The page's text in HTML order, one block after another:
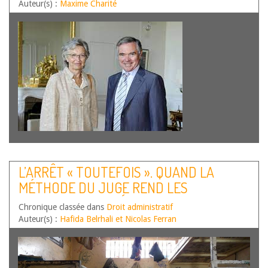
CONSTITUTIONNEL
Auteur(s) : Maxime Charité
L’ARRÊT « TOUTEFOIS ». QUAND LA
MÉTHODE DU JUGE REND LES
CONDITIONS DE DÉTENTION INDIGNES
IMPOSSIBLES À ÉTABLIR.
Chronique classée dans Droit administratif
Auteur(s) : Hafida Belrhali et Nicolas Ferran